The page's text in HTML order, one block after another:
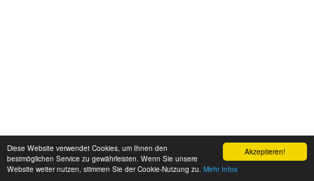
Akzeptieren!
Diese Website verwendet Cookies, um Ihnen den
bestmöglichen Service zu gewährleisten. Wenn Sie unsere
Website weiter nutzen, stimmen Sie der Cookie-Nutzung zu. Mehr Infos